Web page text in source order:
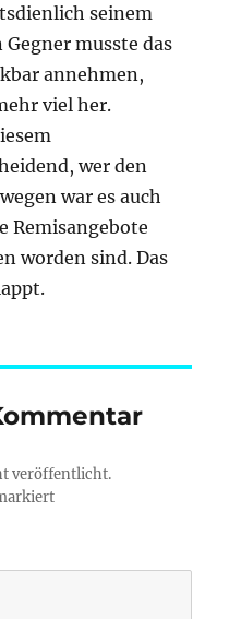
seinem
Gegner musste das
annehmen,
viel her.
wer den
war es auch
Remisangebote
worden sind. Das
veröffentlicht.